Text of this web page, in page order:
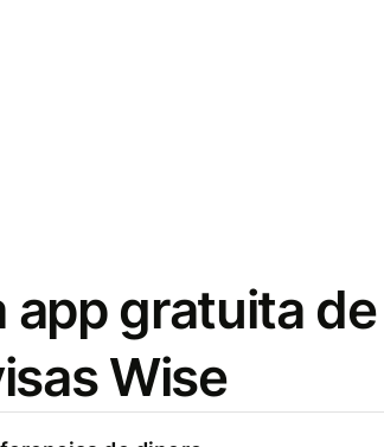
app gratuita de
Wise